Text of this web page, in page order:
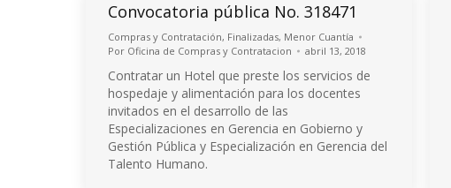
Convocatoria pública No. 318471
Compras y Contratación, Finalizadas, Menor Cuantía
Por Oficina de Compras y Contratacion abril 13, 2018
Contratar un Hotel que preste los servicios de
hospedaje y alimentación para los docentes
invitados en el desarrollo de las
Especializaciones en Gerencia en Gobierno y
Gestión Pública y Especialización en Gerencia del
Talento Humano.